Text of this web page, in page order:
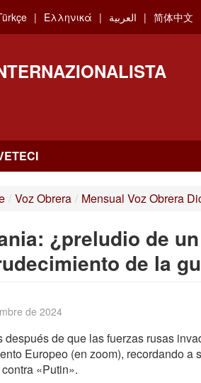
Ελληνικά العربية 简体中文
/ Voz Obrera / Mensual Voz Obrera
¿preludio de
de la
de 2024
después de que las fuerzas rusas
Europeo (en zoom), recordando
«Putin».